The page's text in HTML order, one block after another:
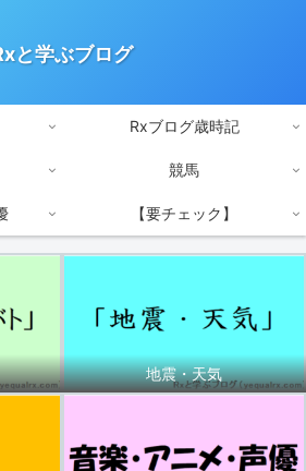
と学ぶブログ
Rxブログ歳時記
競馬
【要チェック】
地震・天気